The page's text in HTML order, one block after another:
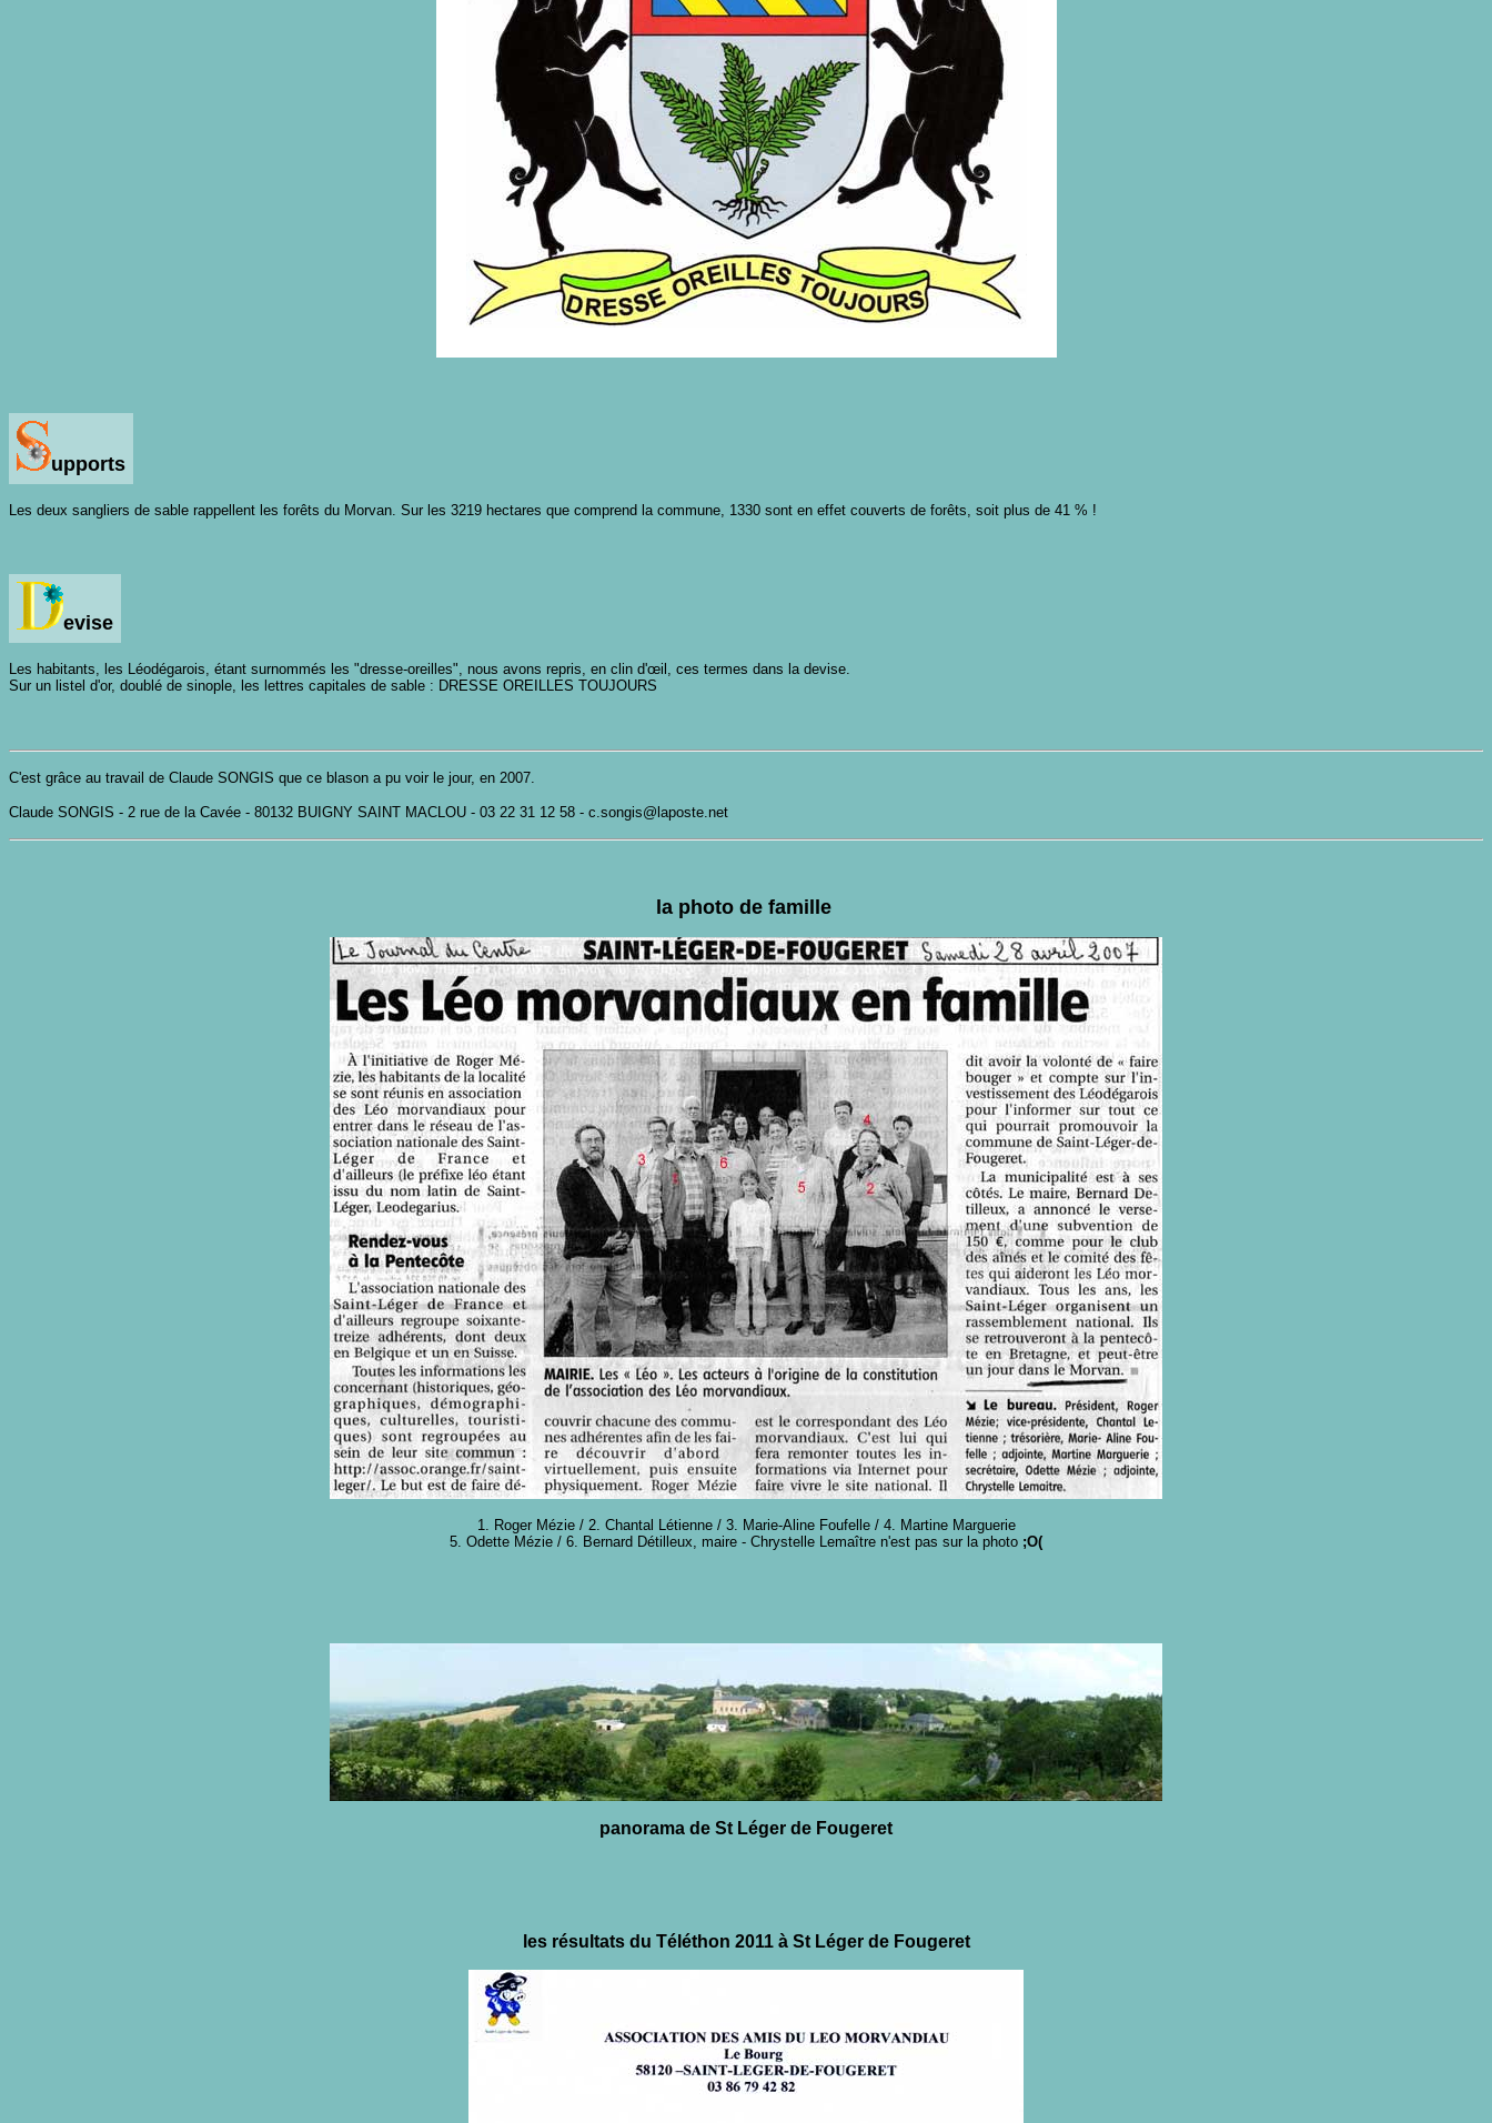
upports
Les deux sangliers de sable rappellent les forêts du Morvan. Sur les 3219 hectares que comprend la commune, 1330 sont en effet couverts de forêts, soit plus de 41 % !
evise
Les habitants, les Léodégarois, étant surnommés les "dresse-oreilles", nous avons repris, en clin d'œil, ces termes dans la devise.
Sur un listel d'or, doublé de sinople, les lettres capitales de sable : DRESSE OREILLES TOUJOURS
C'est grâce au travail de Claude SONGIS que ce blason a pu voir le jour, en 2007.
Claude SONGIS - 2 rue de la Cavée - 80132 BUIGNY SAINT MACLOU - 03 22 31 12 58 - c.songis@laposte.net
la photo de famille
1. Roger Mézie / 2. Chantal Létienne / 3. Marie-Aline Foufelle / 4. Martine Marguerie
5. Odette Mézie / 6. Bernard Détilleux, maire - Chrystelle Lemaître n'est pas sur la photo ;O(
panorama de St Léger de Fougeret
les résultats du Téléthon 2011 à St Léger de Fougeret